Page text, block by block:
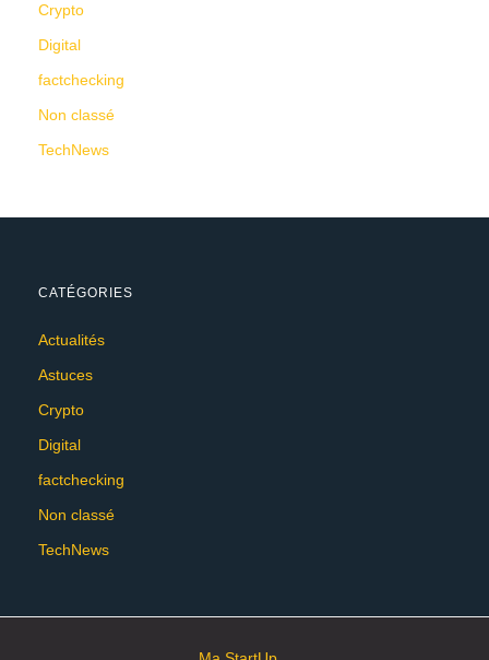
Crypto
Digital
factchecking
Non classé
TechNews
CATÉGORIES
Actualités
Astuces
Crypto
Digital
factchecking
Non classé
TechNews